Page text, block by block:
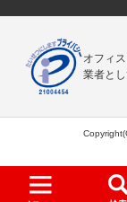
オフィ
業者と